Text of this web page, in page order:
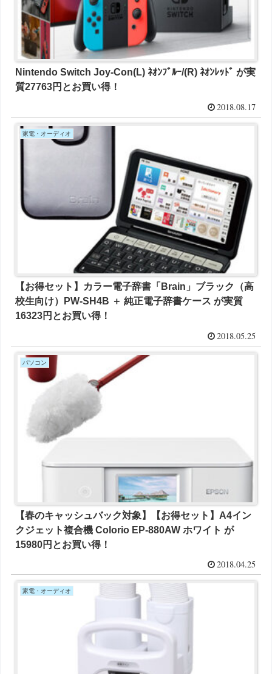
Nintendo Switch Joy-Con(L) ﾈｵﾝﾌﾞﾙｰ/(R) ﾈｵﾝﾚｯﾄﾞ が実
質27763円とお買い得！
2018.08.17
家電・オーディオ
【お得セット】カラー電子辞書「Brain」ブラック（高
校生向け）PW-SH4B ＋ 純正電子辞書ケース が実質
16323円とお買い得！
2018.05.25
パソコン
【春のキャッシュバック対象】【お得セット】A4イン
クジェット複合機 Colorio EP-880AW ホワイト が
15980円とお買い得！
2018.04.25
家電・オーディオ